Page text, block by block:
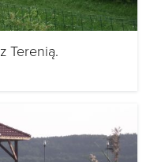
Terenią.